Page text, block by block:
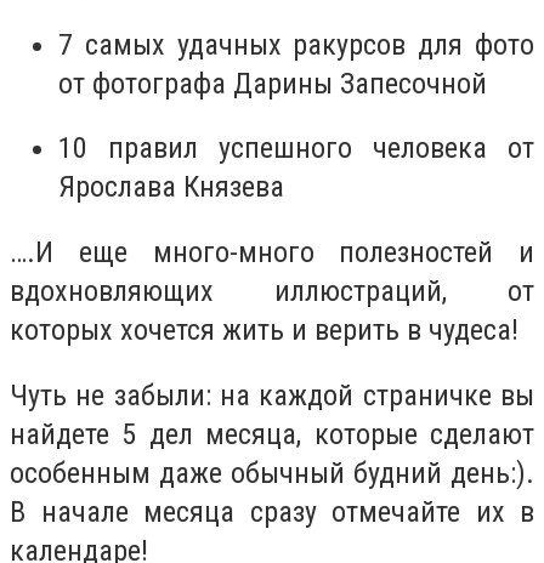
7 самых удачных ракурсов для фото
от фотографа Дарины Запесочной
10 правил успешного человека от
Ярослава Князева
….И еще много-много полезностей и
вдохновляющих иллюстраций, от
которых хочется жить и верить в чудеса!
Чуть не забыли: на каждой страничке вы
найдете 5 дел месяца, которые сделают
особенным даже обычный будний день:).
В начале месяца сразу отмечайте их в
календаре!